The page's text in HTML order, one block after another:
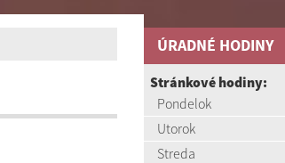
ÚRADNÉ HODINY
Stránkové hodiny:
Pondelok
Utorok
Streda